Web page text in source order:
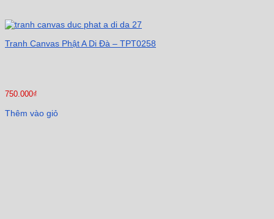
Tranh Canvas Phật A Di Đà – TPT0258
750.000₫
Thêm vào giỏ